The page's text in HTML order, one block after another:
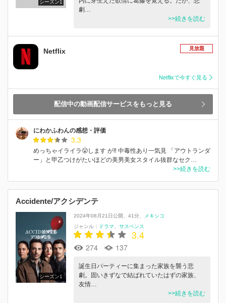
シーズン1
劇…
>>続きを読む
Netflix 見放題
Netflixで今すぐ見る
配信中の動画配信サービスをもっと見る
にわかふわんの感想・評価
3.3
めっちゃイライラ😤します が‼︎ 中毒性あり一気見 「アウトランダ
ー」と甲乙つけがたいほどの美男美女スタイル抜群なセク…
>>続きを読む
Accidente/アクシデンテ
シーズン1
2024年08月21日公開 41分
メキシコ
ジャンル：
ドラマ サスペンス
3.4
274 137
誕生日パーティーに集まった家族を襲う悲
劇。固いきずなで結ばれていたはずの家族、
友情…
>>続きを読む